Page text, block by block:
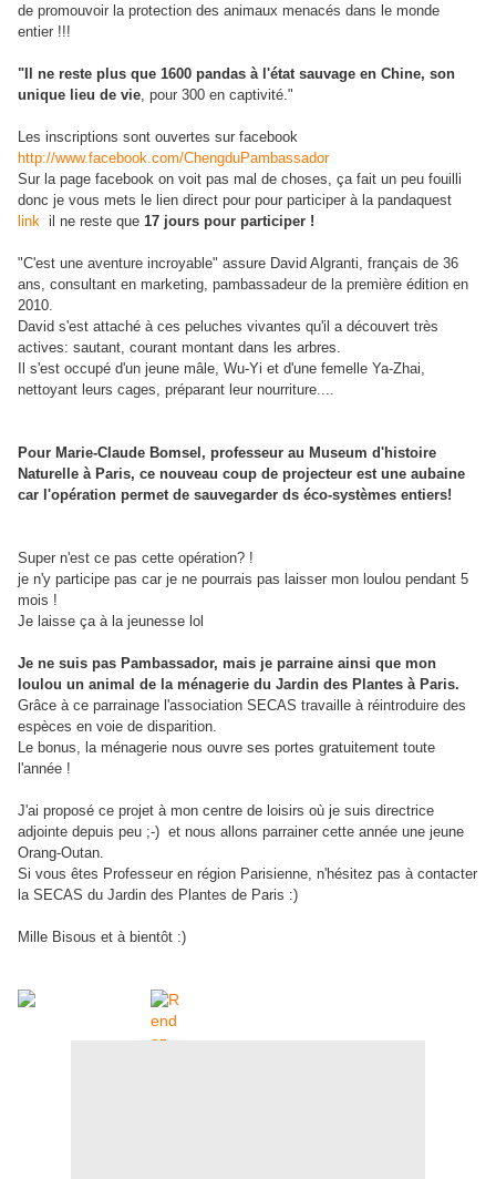
de promouvoir la protection des animaux menacés dans le monde
entier !!!
"Il ne reste plus que 1600 pandas à l'état sauvage en Chine, son
unique lieu de vie, pour 300 en captivité."
Les inscriptions sont ouvertes sur facebook
http://www.facebook.com/ChengduPambassador
Sur la page facebook on voit pas mal de choses, ça fait un peu fouilli
donc je vous mets le lien direct pour pour participer à la pandaquest
link il ne reste que 17 jours pour participer !
"C'est une aventure incroyable" assure David Algranti, français de 36
ans, consultant en marketing, pambassadeur de la première édition en
2010.
David s'est attaché à ces peluches vivantes qu'il a découvert très
actives: sautant, courant montant dans les arbres.
Il s'est occupé d'un jeune mâle, Wu-Yi et d'une femelle Ya-Zhai,
nettoyant leurs cages, préparant leur nourriture....
Pour Marie-Claude Bomsel, professeur au Museum d'histoire
Naturelle à Paris, ce nouveau coup de projecteur est une aubaine
car l'opération permet de sauvegarder ds éco-systèmes entiers!
Super n'est ce pas cette opération? !
je n'y participe pas car je ne pourrais pas laisser mon loulou pendant 5
mois !
Je laisse ça à la jeunesse lol
Je ne suis pas Pambassador, mais je parraine ainsi que mon
loulou un animal de la ménagerie du Jardin des Plantes à Paris.
Grâce à ce parrainage l'association SECAS travaille à réintroduire des
espèces en voie de disparition.
Le bonus, la ménagerie nous ouvre ses portes gratuitement toute
l'année !
J'ai proposé ce projet à mon centre de loisirs où je suis directrice
adjointe depuis peu ;-) et nous allons parrainer cette année une jeune
Orang-Outan.
Si vous êtes Professeur en région Parisienne, n'hésitez pas à contacter
la SECAS du Jardin des Plantes de Paris :)
Mille Bisous et à bientôt :)